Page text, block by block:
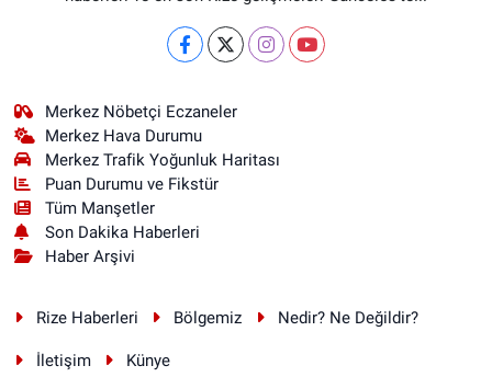
Merkez Nöbetçi Eczaneler
Merkez Hava Durumu
Merkez Trafik Yoğunluk Haritası
Puan Durumu ve Fikstür
Tüm Manşetler
Son Dakika Haberleri
Haber Arşivi
Rize Haberleri Bölgemiz Nedir? Ne Değildir?
İletişim Künye